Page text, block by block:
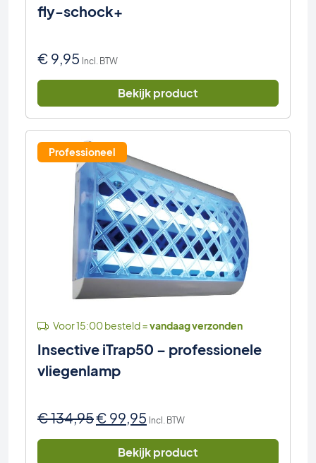
fly-schock+
€ 9,95 Incl. BTW
Bekijk product
Professioneel
Voor 15:00 besteld =vandaag verzonden
Insective iTrap50 – professionele
vliegenlamp
€134,95Oorspronkelijke
was:
€ 99,95 Huidige
is:
Incl. BTW
Bekijk product